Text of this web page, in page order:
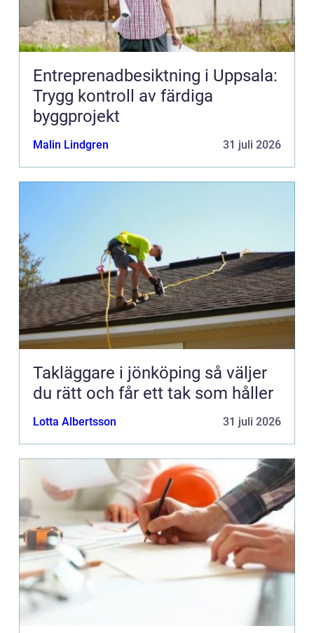
Entreprenadbesiktning i Uppsala:
Trygg kontroll av färdiga
byggprojekt
Malin Lindgren 31 juli 2026
Takläggare i jönköping så väljer
du rätt och får ett tak som håller
Lotta Albertsson 31 juli 2026